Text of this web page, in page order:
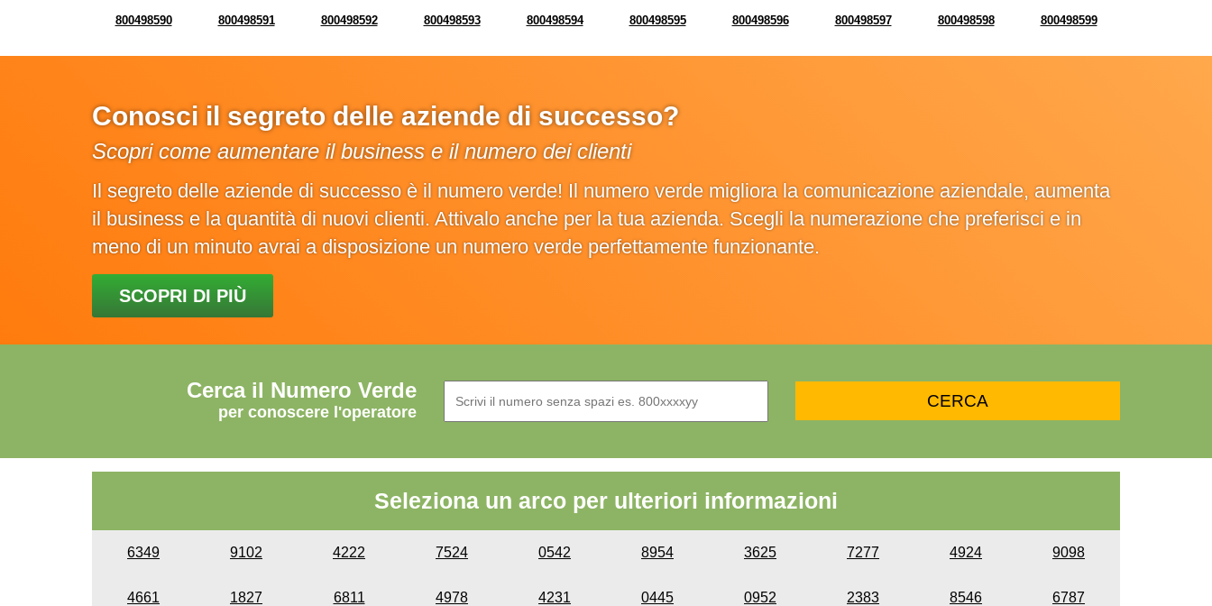
800498590 800498591 800498592 800498593 800498594 800498595 800498596 800498597 800498598 800498599
Conosci il segreto delle aziende di successo?
Scopri come aumentare il business e il numero dei clienti
Il segreto delle aziende di successo è il numero verde! Il numero verde migliora la comunicazione aziendale, aumenta
il business e la quantità di nuovi clienti. Attivalo anche per la tua azienda. Scegli la numerazione che preferisci e in
meno di un minuto avrai a disposizione un numero verde perfettamente funzionante.
SCOPRI DI PIÙ
Cerca il Numero Verde
per conoscere l'operatore
Seleziona un arco per ulteriori informazioni
6349 9102 4222 7524 0542 8954 3625 7277 4924 9098
4661 1827 6811 4978 4231 0445 0952 2383 8546 6787